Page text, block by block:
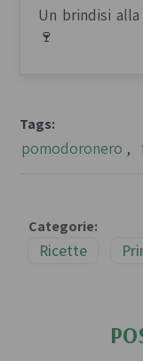
Un brindisi
🍷
Tags:
pomodoronero ,
Categorie:
Ricette